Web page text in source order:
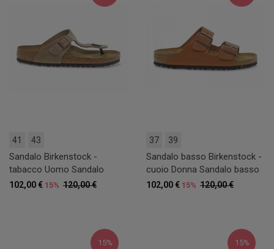
41 43
Sandalo Birkenstock -
tabacco Uomo Sandalo
120,00 €
102,00 € 15%
37 39
Sandalo basso Birkenstock -
cuoio Donna Sandalo basso
120,00 €
102,00 € 15%
15% 15%